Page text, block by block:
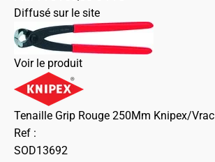
Diffusé sur le site
Voir le produit
Tenaille Grip Rouge 250Mm Knipex/Vrac
Ref :
SOD13692